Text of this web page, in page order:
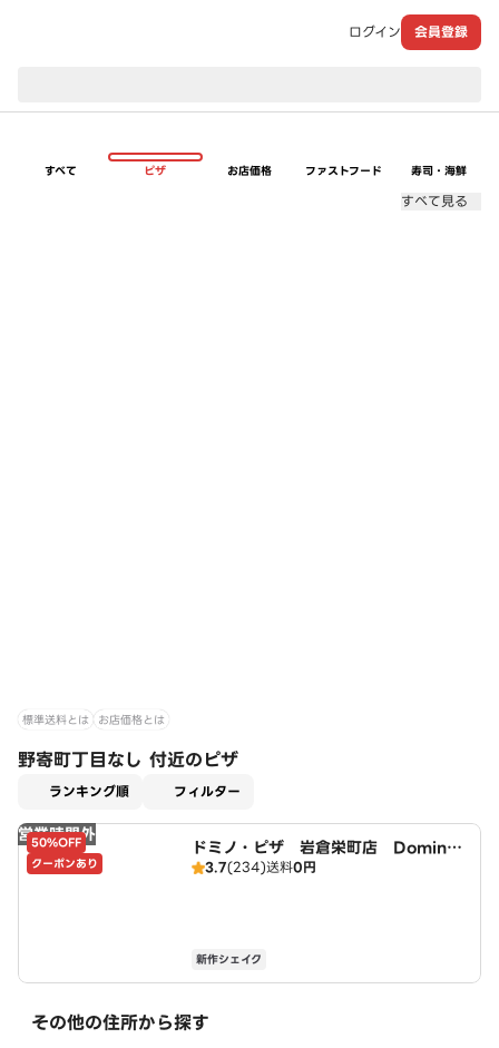
ログイン 会員登録
すべて ピザ お店価格 ファストフード 寿司・海鮮
すべて見る
標準送料とは お店価格とは
野寄町丁目なし 付近のピザ
ランキング順 フィルター
営業時間外
50%OFF
クーポンあり
ドミノ・ピザ 岩倉栄町店 Domin
o's3.7(234)送料0円
新作シェイク
その他の住所から探す